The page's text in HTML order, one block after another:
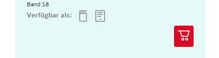
Band 18
Verfügbar als: